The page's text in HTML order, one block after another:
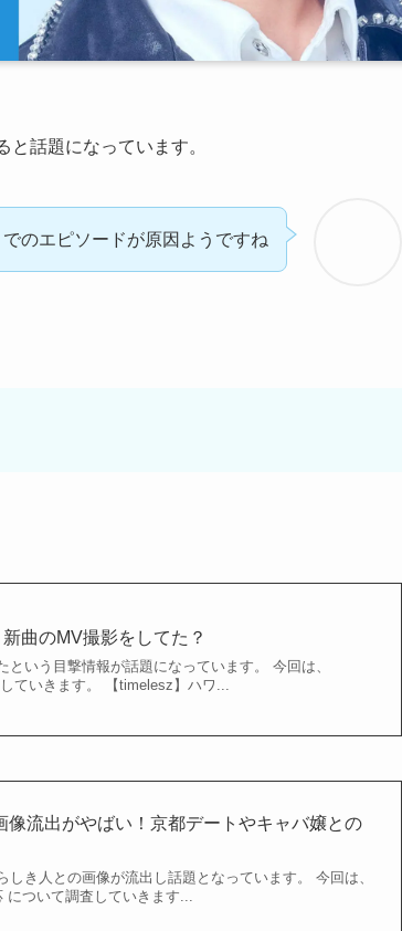
話題になっています。
のエピソードが原因ようですね
曲のMV撮影をしてた？
いう目撃情報が話題になっています。 今回は、
ていきます。 【timelesz】ハワ...
像流出がやばい！京都デートやキャバ嬢との
き人との画像が流出し話題となっています。 今回は、
ついて調査していきます...